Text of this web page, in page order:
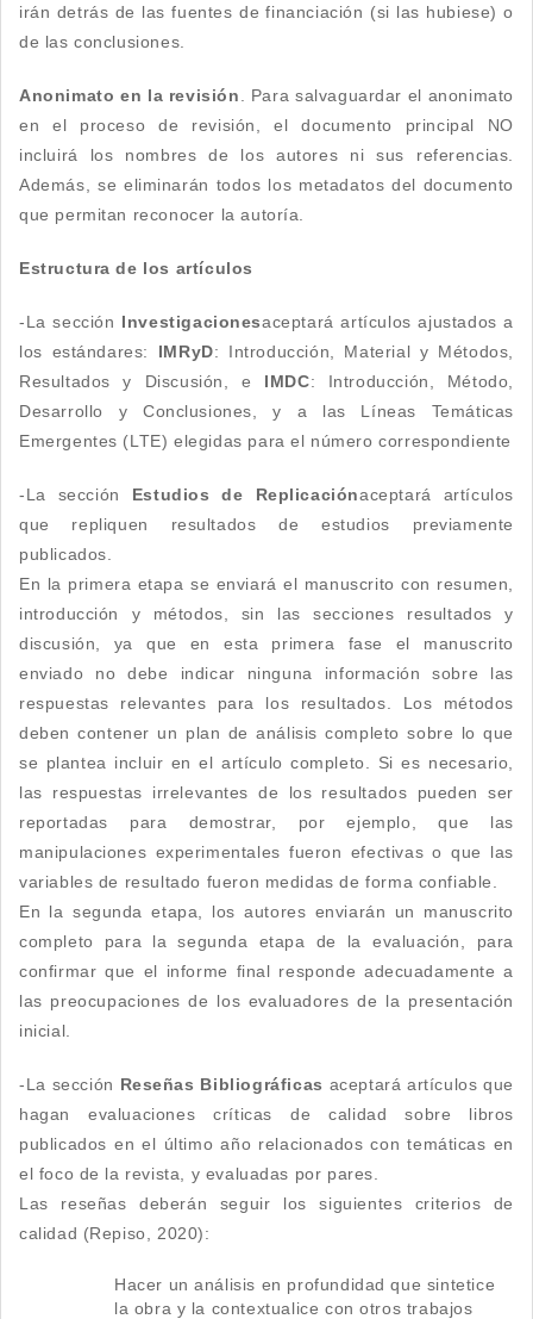
irán detrás de las fuentes de financiación (si las hubiese) o
de las conclusiones.
Anonimato en la revisión . Para salvaguardar el anonimato
en el proceso de revisión, el documento principal NO
incluirá los nombres de los autores ni sus referencias.
Además, se eliminarán todos los metadatos del documento
que permitan reconocer la autoría.
Estructura de los artículos
-La sección Investigacionesaceptará artículos ajustados a
los estándares: IMRyD: Introducción, Material y Métodos,
Resultados y Discusión, e IMDC: Introducción, Método,
Desarrollo y Conclusiones, y a las Líneas Temáticas
Emergentes (LTE) elegidas para el número correspondiente
-La sección Estudios de Replicaciónaceptará artículos
que repliquen resultados de estudios previamente
publicados.
En la primera etapa se enviará el manuscrito con resumen,
introducción y métodos, sin las secciones resultados y
discusión, ya que en esta primera fase el manuscrito
enviado no debe indicar ninguna información sobre las
respuestas relevantes para los resultados. Los métodos
deben contener un plan de análisis completo sobre lo que
se plantea incluir en el artículo completo. Si es necesario,
las respuestas irrelevantes de los resultados pueden ser
reportadas para demostrar, por ejemplo, que las
manipulaciones experimentales fueron efectivas o que las
variables de resultado fueron medidas de forma confiable.
En la segunda etapa, los autores enviarán un manuscrito
completo para la segunda etapa de la evaluación, para
confirmar que el informe final responde adecuadamente a
las preocupaciones de los evaluadores de la presentación
inicial.
-La sección Reseñas Bibliográficas aceptará artículos que
hagan evaluaciones críticas de calidad sobre libros
publicados en el último año relacionados con temáticas en
el foco de la revista, y evaluadas por pares.
Las reseñas deberán seguir los siguientes criterios de
calidad (Repiso, 2020):
Hacer un análisis en profundidad que sintetice
la obra y la contextualice con otros trabajos